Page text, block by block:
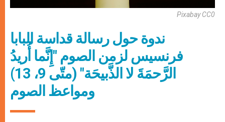
Pixabay CC0
ندوة حول رسالة قداسة البابا
فرنسيس لزمن الصوم "إِنَّما أُريدُ
الرَّحمَةَ لا الذَّبيحَة" (متّى 9، 13)
ومواعظ الصوم